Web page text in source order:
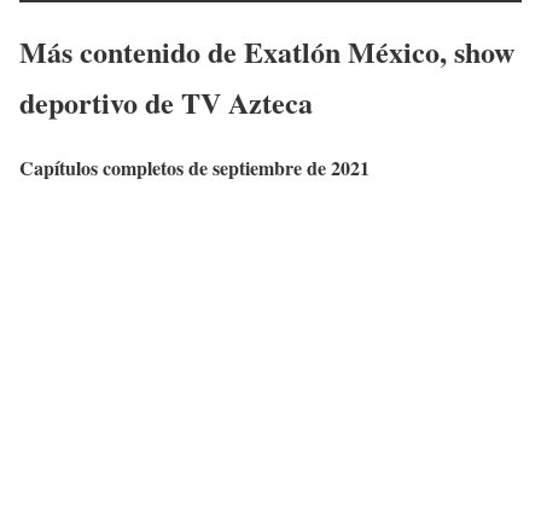
Más contenido de Exatlón México, show
deportivo de TV Azteca
Capítulos completos de septiembre de 2021